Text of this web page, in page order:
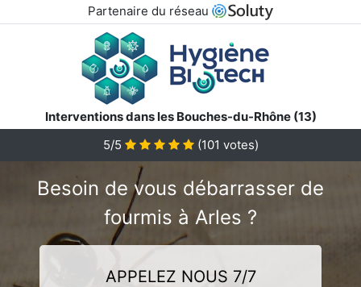
Partenaire du réseau
Interventions dans les Bouches-du-Rhône (13)
5/5 (101 votes)
Besoin de vous débarrasser de
fourmis à Arles ?
APPELEZ NOUS 7/7